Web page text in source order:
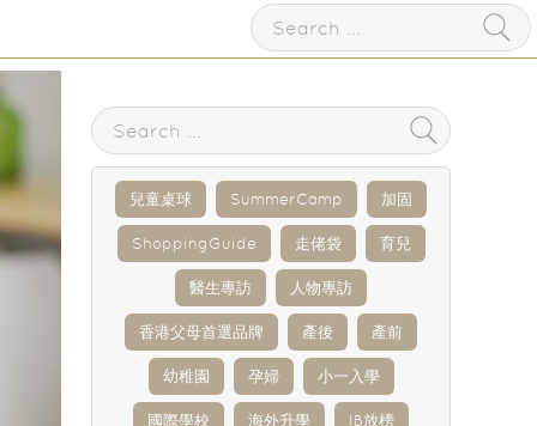
兒童桌球 SummerCamp 加固
ShoppingGuide 走佬袋 育兒
醫生專訪 人物專訪
香港父母首選品牌 產後 產前
幼稚園 孕婦 小一入學
國際學校 海外升學 IB放榜